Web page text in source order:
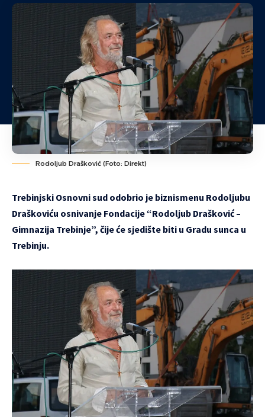
Rodoljub Drašković (Foto: Direkt)
Trebinjski Osnovni sud odobrio je biznismenu Rodoljubu
Draškoviću osnivanje Fondacije “Rodoljub Drašković –
Gimnazija Trebinje”, čije će sjedište biti u Gradu sunca u
Trebinju.